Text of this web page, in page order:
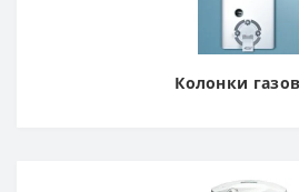
Колонки